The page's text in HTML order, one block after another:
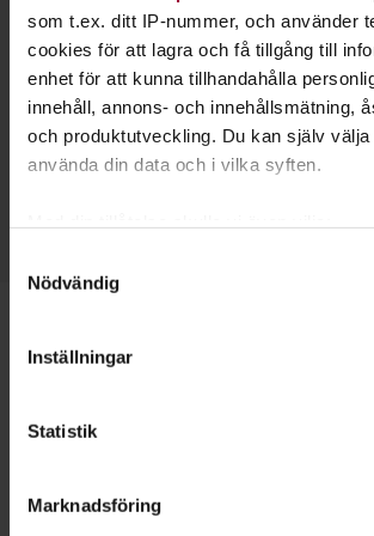
som t.ex. ditt IP-nummer, och använder
cookies för att lagra och få tillgång till
enhet för att kunna tillhandahålla
innehåll, annons- och innehållsmätning,
och produktutveckling. Du kan själv
använda din data och i vilka syften.
som kan ha en noggrannhet på upp
Ta reda på mer om hur dina personliga
Du kan ändra eller dra tillbaka ditt
För att du ska få en så bra upplevelse
Nödvändig
Inställningar
Statistik
Marknadsföring
Nicklas Jonsson
Folkbildningsutvecklare
Starta en studiecirkel!
studiecirkel hos Studiefrämjandet.
Läs mer om att starta studiecirkel